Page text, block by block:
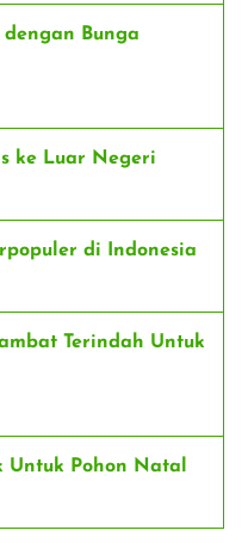
dengan Bunga
ke Luar Negeri
di Indonesia
Terindah Untuk
Untuk Pohon Natal